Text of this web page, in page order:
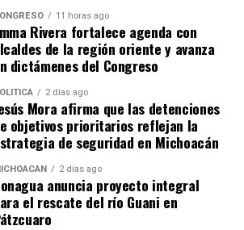
de
en
En Zitácuaro, obtiene FGE
fallo condenatorio contra
responsable de abuso
sexual
27 febrero, 2020
11 horas ago
Rivera fortalece agenda con
de la región oriente y avanza
dictámenes del Congreso
2 días ago
Mora afirma que las detenciones
objetivos prioritarios reflejan la
de seguridad en Michoacán
2 días ago
anuncia proyecto integral
el rescate del río Guani en